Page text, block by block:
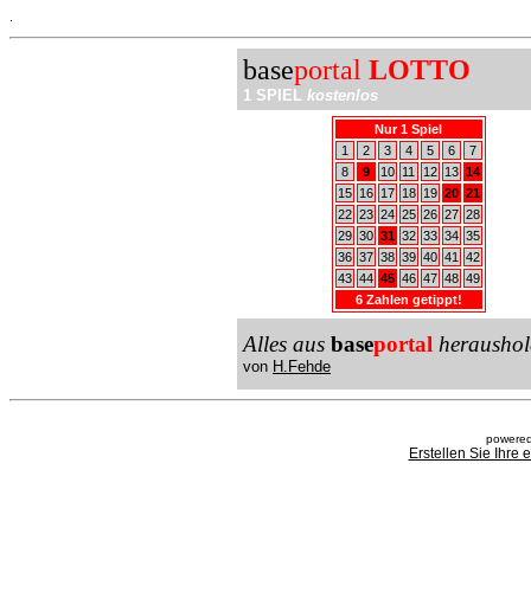
baseportal LOTTO
1 SPIEL kostenlos
Nur 1 Spiel
1
2 3 4 5 6
7
8
9 10 11 12 13 14
15
16 17 18 19 20 21
22 23 24 25 26 27 28
29 30 31 32 33 34 35
36 37 38 39 40 41
42
43 44 45 46 47 48 49
6 Zahlen getippt!
Alles aus baseportal
von H.Fehde
Erstellen Sie Ihre